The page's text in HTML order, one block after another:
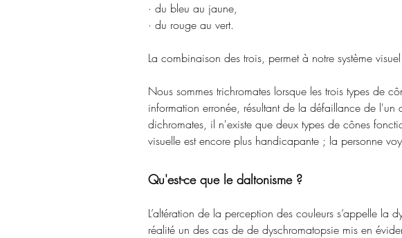
· du bleu au jaune,
· du rouge au vert.
La combinaison des trois, permet à notre système
Nous sommes trichromates lorsque les trois types de
information erronée, résultant de la défaillance de
dichromates, il n'existe que deux types de cônes
visuelle est encore plus handicapante ; la personne
Qu'est-ce que le daltonisme ?
L’altération de la perception des couleurs s’appelle
réalité un des cas de de dyschromatopsie mis en